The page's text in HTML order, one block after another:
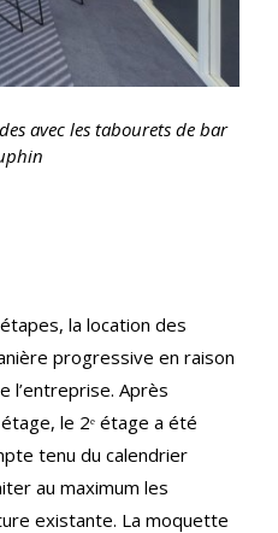
avec les tabourets de bar
la location des
progressive en raison
l’entreprise. Après
le 2ᵉ étage a été
tenu du calendrier
au maximum les
existante. La moquette